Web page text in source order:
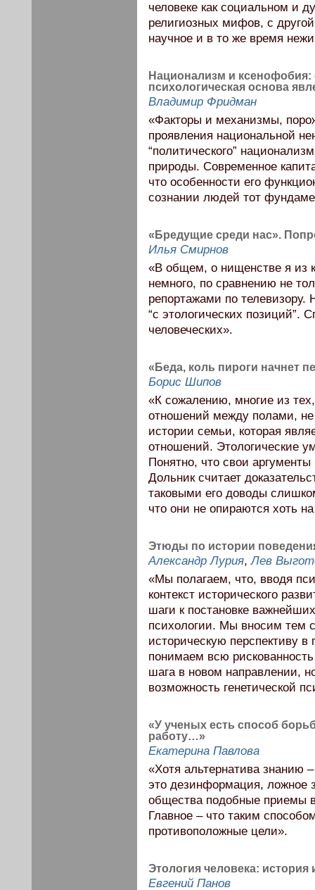
человеке как социальном и
религиозных мифов, с
научное и в то же время
Национализм и
психологическая основа
Владимир Фридман
«Факторы и механизмы,
проявления национальной
“политического”
природы. Современное
что особенности его
сознании людей тот
«Бредущие среди нас».
Илья Смирнов
«В общем, о нищенстве я из
немного, по сравнению не
репортажами по телевизору.
“с этологических позиций”.
человеческих».
«Беда, коль пироги начнет
Борис Шипов
«К сожалению, многие из
отношений между полами,
истории семьи, которая
отношений. Этологические
Понятно, что свои аргументы
Дольник считает
таковыми его доводы
что они не опираются хоть
Этюды по истории
Александр Лурия,Лев
«Мы полагаем, что, вводя
контекст исторического
шаги к постановке
психологии. Мы вносим тем
историческую перспективу
понимаем всю рискованность
шага в новом направлении,
возможность генетической
«У ученых есть способ
работу…»
Екатерина Павлова
«Хотя альтернатива знанию
это дезинформация, ложное
общества подобные приемы
Главное – что таким
противоположные цели».
Этология человека: история
Евгений Панов